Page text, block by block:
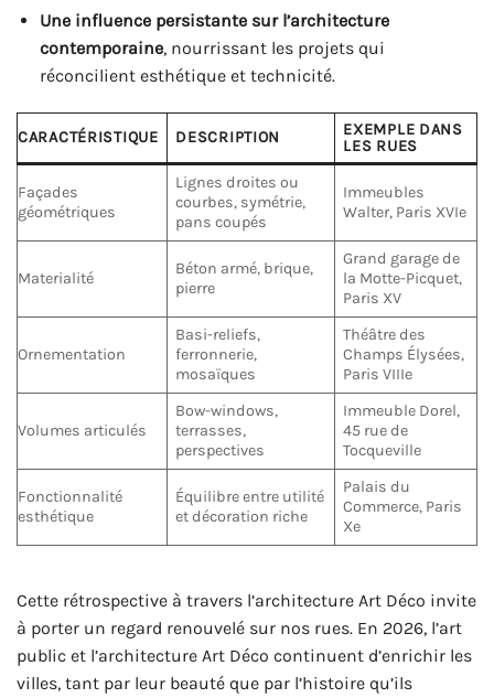
Une influence persistante sur l’architecture
contemporaine, nourrissant les projets qui
réconcilient esthétique et technicité.
CARACTÉRISTIQUE DESCRIPTION
EXEMPLE DANS
LES RUES
Façades
géométriques
Lignes droites ou
courbes, symétrie,
pans coupés
Immeubles
Walter, Paris XVIe
Materialité
Béton armé, brique,
pierre
Grand garage de
la Motte-Picquet,
Paris XV
Ornementation
Basi-reliefs,
ferronnerie,
mosaïques
Théâtre des
Champs Élysées,
Paris VIIIe
Volumes articulés
Bow-windows,
terrasses,
perspectives
Immeuble Dorel,
45 rue de
Tocqueville
Fonctionnalité
esthétique
Équilibre entre utilité
et décoration riche
Palais du
Commerce, Paris
Xe
Cette rétrospective à travers l’architecture Art Déco invite
à porter un regard renouvelé sur nos rues. En 2026, l’art
public et l’architecture Art Déco continuent d’enrichir les
villes, tant par leur beauté que par l’histoire qu’ils